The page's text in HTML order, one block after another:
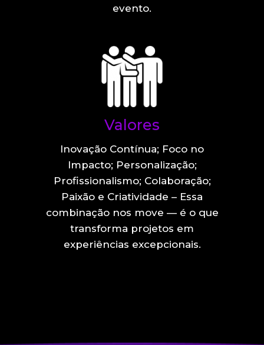
evento.
Valores
Inovação Contínua; Foco no
Impacto; Personalização;
Profissionalismo; Colaboração;
Paixão e Criatividade – Essa
combinação nos move — é o que
transforma projetos em
experiências excepcionais.